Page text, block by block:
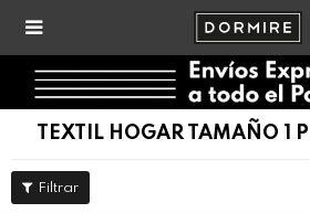

TEXTIL HOGAR TAMAÑO 1